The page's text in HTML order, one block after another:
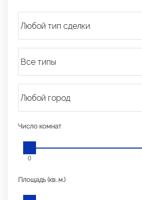
Число комнат
0
Площадь (кв. м.)